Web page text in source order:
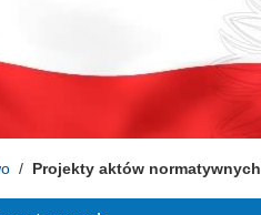
Projekty aktów normatywnych